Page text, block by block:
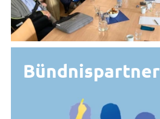
Bündnispartner